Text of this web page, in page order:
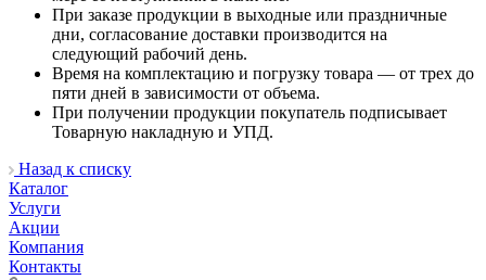
При заказе продукции в выходные или праздничные
дни, согласование доставки производится на
следующий рабочий день.
Время на комплектацию и погрузку товара — от трех до
пяти дней в зависимости от объема.
При получении продукции покупатель подписывает
Товарную накладную и УПД.
Назад к списку
Каталог
Услуги
Акции
Компания
Контакты